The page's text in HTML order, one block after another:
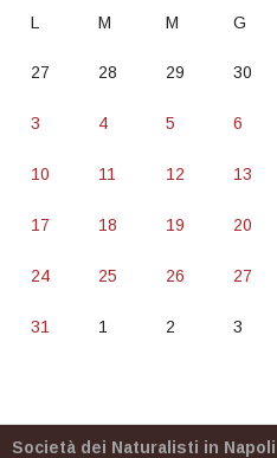
L
M M G
27 28 29 30
3 4 5 6
10 11 12 13
17 18 19 20
24 25 26 27
31 1 2 3
Società dei Naturalisti in Napoli